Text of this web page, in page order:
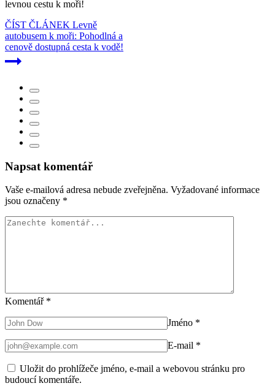
levnou cestu k moři!
ČÍST ČLÁNEK Levně
autobusem k moři: Pohodlná a
cenově dostupná cesta k vodě!
Napsat komentář
Vaše e-mailová adresa nebude zveřejněna. Vyžadované informace
jsou označeny *
Komentář *
Jméno *
E-mail *
Uložit do prohlížeče jméno, e-mail a webovou stránku pro
budoucí komentáře.